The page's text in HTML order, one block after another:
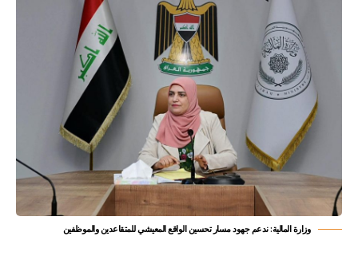
وزارة المالية: ندعم جهود مسار تحسين الواقع المعيشي للمتقاعدين والموظفين